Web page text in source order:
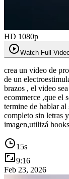
HD 1080p
Watch Full
crea un video de
de un
brazos , el video sea para el mercado argentino adaptado a meta ads
ecommerce ,que el
termine de hablar
completo sin letras
imagen,utilizá
15s
9:16
Feb 23, 2026